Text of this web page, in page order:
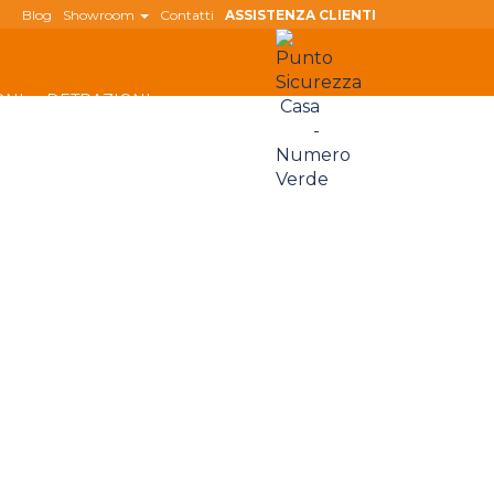
Blog Showroom Contatti ASSISTENZA CLIENTI
DETRAZIONI